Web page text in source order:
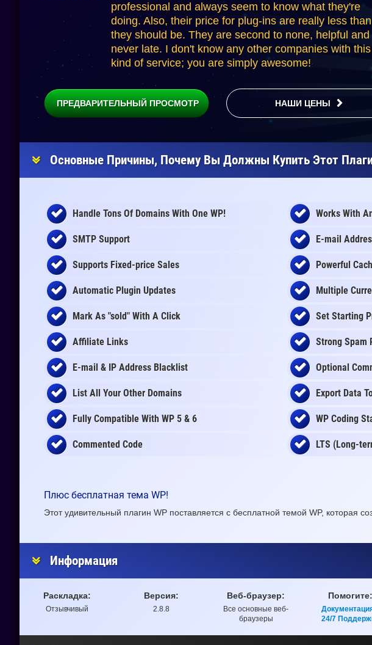
professional and always seem to know what they're
doing. Also, their price for plug-ins are really less than
they should be. They are second to none, helpful and
never late. I don't know any other companies with this
kind of service; you are simply awesome!
ПРЕДВАРИТЕЛЬНЫЙ ПРОСМОТР НАШИ ЦЕНЫ
Основные Причины, Почему Вы Должны Купить Этот
Handle Tons Of Domains With One WP! Works With
SMTP Support E-mail
Supports Fixed-price Sales Powerful
Automatic Plugin Updates Multiple
Mark As "sold" With A Click Set Starting
Affiliate Links Strong Spam
E-mail & IP Address Blacklist Optional
List All Your Other Domains Export Data
Fully Compatible With WP 5 & 6 WP Coding
Commented Code LTS (Long-
Плюс бесплатная тема WP!
Этот удивительный плагин WP поставляется с бесплатной темой WP, которая
Информация
Раскладка:
Отзывчивый
Версия:
2.8.8
Веб-браузер:
Все основные веб-
браузеры
Помогите:
24/7